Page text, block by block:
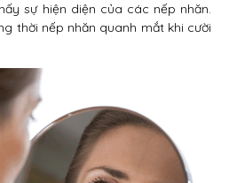
sự hiện diện của các nếp nhăn.
thời nếp nhăn quanh mắt khi cười